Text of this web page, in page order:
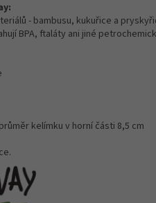
- bambusu, kukuřice a
BPA, ftaláty ani jiné
kelímku v horní části 8,5 cm